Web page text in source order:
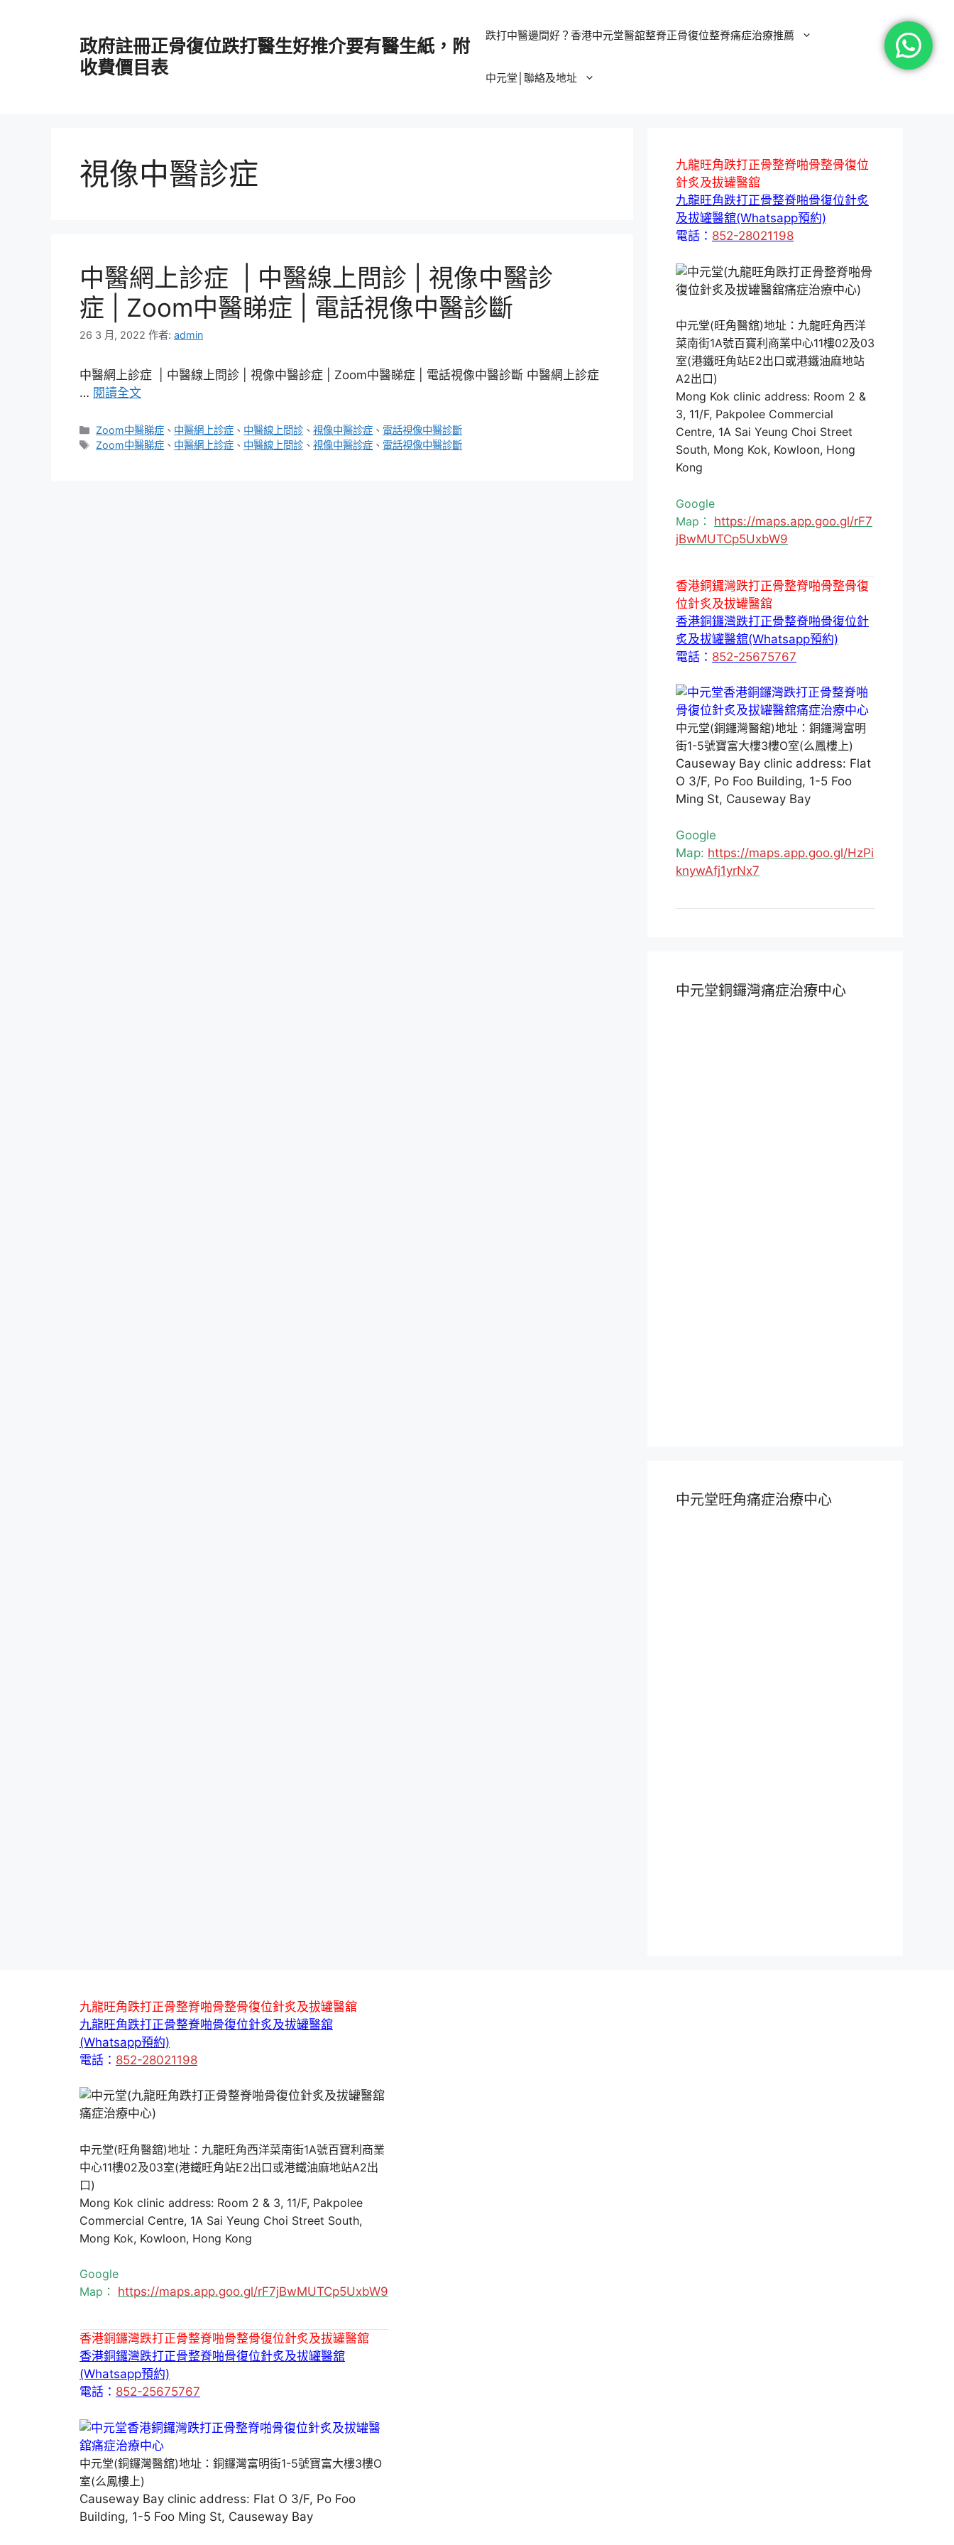
政府註冊正骨復位跌打醫生好推介要有醫生紙，附
收費價目表
跌打中醫邊間好？香港中元堂醫舘整脊正骨復位整脊痛症治療推薦
中元堂│聯絡及地址
視像中醫診症
中醫網上診症 | 中醫線上問診 | 視像中醫診
症 | Zoom中醫睇症 | 電話視像中醫診斷
26 3 月, 2022 作者: admin
中醫網上診症 | 中醫線上問診 | 視像中醫診症 | Zoom中醫睇症 | 電話視像中醫診斷 中醫網上診症
… 閱讀全文
分
類
Zoom中醫睇症 、 中醫網上診症 、 中醫線上問診 、視像中醫診症 、 電話視像中醫診斷
標
Zoom中醫睇症 、 中醫網上診症 、 中醫線上問診 、視像中醫診症 、 電話視像中醫診斷
九龍旺角跌打正骨整脊啪骨整骨復位
針炙及拔罐醫舘
九龍旺角跌打正骨整脊啪骨復位針炙
及拔罐醫舘(Whatsapp預約)
電話： 852-28021198
中元堂(旺角醫舘)地址：九龍旺角西洋
菜南街1A號百寶利商業中心11樓02及03
室(港鐵旺角站E2出口或港鐵油麻地站
A2出口)
Mong Kok clinic address: Room 2 &
3, 11/F, Pakpolee Commercial
Centre, 1A Sai Yeung Choi Street
South, Mong Kok, Kowloon, Hong
Kong
Google
Map： https://maps.app.goo.gl/rF7
jBwMUTCp5UxbW9
香港銅鑼灣跌打正骨整脊啪骨整骨復
位針炙及拔罐醫舘
香港銅鑼灣跌打正骨整脊啪骨復位針
炙及拔罐醫舘(Whatsapp預約)
電話： 852-25675767
中元堂(銅鑼灣醫舘)地址：銅鑼灣富明
街1-5號寶富大樓3樓O室(么鳳樓上)
Causeway Bay clinic address: Flat
O 3/F, Po Foo Building, 1-5 Foo
Ming St, Causeway Bay
Google
Map: https://maps.app.goo.gl/HzPi
knywAfj1yrNx7
中元堂銅鑼灣痛症治療中心
中元堂旺角痛症治療中心
九龍旺角跌打正骨整脊啪骨整骨復位針炙及拔罐醫舘
九龍旺角跌打正骨整脊啪骨復位針炙及拔罐醫舘
(Whatsapp預約)
電話： 852-28021198
中元堂(旺角醫舘)地址：九龍旺角西洋菜南街1A號百寶利商業
中心11樓02及03室(港鐵旺角站E2出口或港鐵油麻地站A2出
口)
Mong Kok clinic address: Room 2 & 3, 11/F, Pakpolee
Commercial Centre, 1A Sai Yeung Choi Street South,
Mong Kok, Kowloon, Hong Kong
Google
Map： https://maps.app.goo.gl/rF7jBwMUTCp5UxbW9
香港銅鑼灣跌打正骨整脊啪骨整骨復位針炙及拔罐醫舘
香港銅鑼灣跌打正骨整脊啪骨復位針炙及拔罐醫舘
(Whatsapp預約)
電話： 852-25675767
中元堂(銅鑼灣醫舘)地址：銅鑼灣富明街1-5號寶富大樓3樓O
室(么鳳樓上)
Causeway Bay clinic address: Flat O 3/F, Po Foo
Building, 1-5 Foo Ming St, Causeway Bay